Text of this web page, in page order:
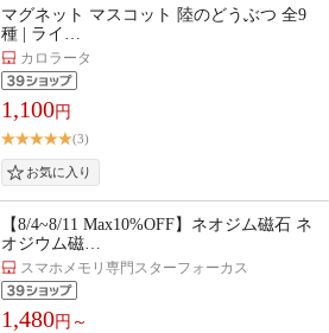
マグネット マスコット 陸のどうぶつ 全9
種 | ライ…
カロラータ
1,100円
(3)
【8/4~8/11 Max10%OFF】ネオジム磁石 ネ
オジウム磁…
スマホメモリ専門スターフォーカス
1,480円～